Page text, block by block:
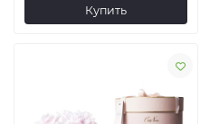
Купить